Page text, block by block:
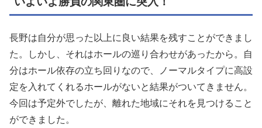
長野は自分が思った以上に良い結果を残すことができまし
た。しかし、それはホールの巡り合わせがあったから。自
分はホール依存の立ち回りなので、ノーマルタイプに高設
定を入れてくれるホールがないと結果がついてきません。
今回は予定外でしたが、離れた地域にそれを見つけること
ができました。